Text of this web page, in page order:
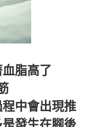
脂高了
中會出現推